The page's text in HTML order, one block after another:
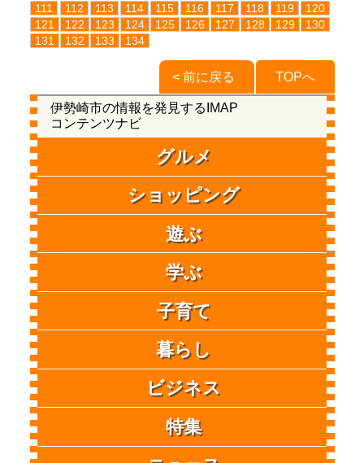
111
112 113 114 115 116 117 118 119
120
121
122 123 124 125 126 127 128 129
130
131
132 133 134
TOPへ
< 前に戻る
伊勢崎市の情報を発見するIMAP
コンテンツナビ
グルメ
ショッピング
遊ぶ
学ぶ
子育て
暮らし
ビジネス
特集